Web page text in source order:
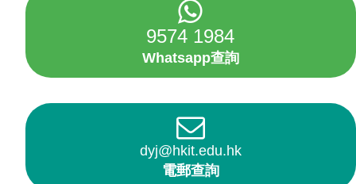
9574 1984
Whatsapp查詢
dyj@hkit.edu.hk
電郵查詢